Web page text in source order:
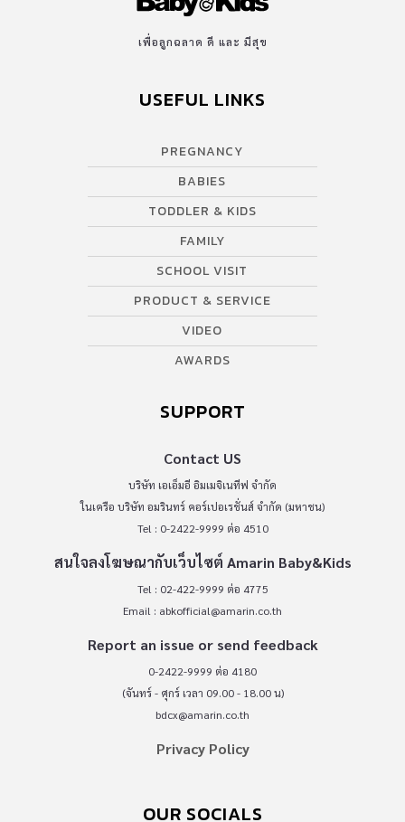
เพื่อลูกฉลาด ดี และ มีสุข
USEFUL LINKS
PREGNANCY
BABIES
TODDLER & KIDS
FAMILY
SCHOOL VISIT
PRODUCT & SERVICE
VIDEO
AWARDS
SUPPORT
Contact US
บริษัท เอเอ็มอี อิมเมจิเนทีฟ จำกัด
ในเครือ บริษัท อมรินทร์ คอร์เปอเรชั่นส์ จำกัด (มหาชน)
Tel : 0-2422-9999 ต่อ 4510
สนใจลงโฆษณากับเว็บไซต์ Amarin Baby&Kids
Tel : 02-422-9999 ต่อ 4775
Email : abkofficial@amarin.co.th
Report an issue or send feedback
0-2422-9999 ต่อ 4180
(จันทร์ - ศุกร์ เวลา 09.00 - 18.00 น)
bdcx@amarin.co.th
Privacy Policy
OUR SOCIALS